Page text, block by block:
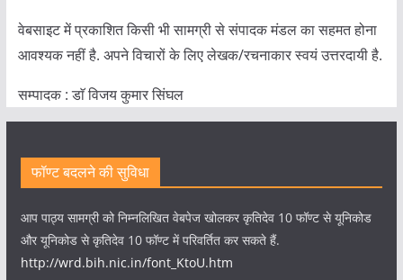
वेबसाइट में प्रकाशित किसी भी सामग्री से संपादक मंडल का सहमत होना
आवश्यक नहीं है. अपने विचारों के लिए लेखक/रचनाकार स्वयं उत्तरदायी है.
सम्पादक : डाॅ विजय कुमार सिंघल
फॉण्ट बदलने की सुविधा
आप पाठ्य सामग्री को निम्नलिखित वेबपेज खोलकर कृतिदेव 10 फॉण्ट से यूनिकोड
और यूनिकोड से कृतिदेव 10 फॉण्ट में परिवर्तित कर सकते हैं.
http://wrd.bih.nic.in/font_KtoU.htm